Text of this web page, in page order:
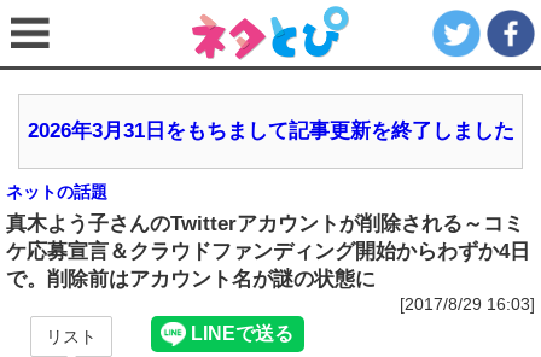
2026年3月31日をもちまして記事更新を終了しました
ネットの話題
真木よう子さんのTwitterアカウントが削除される～コミ
ケ応募宣言＆クラウドファンディング開始からわずか4日
で。削除前はアカウント名が謎の状態に
[2017/8/29 16:03]
リスト